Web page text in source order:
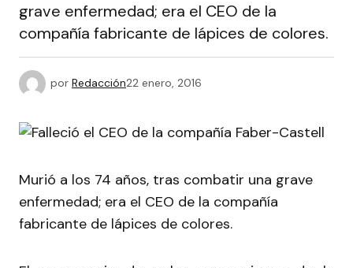
grave enfermedad; era el CEO de la
compañía fabricante de lápices de colores.
por Redacción22 enero, 2016
Murió a los 74 años, tras combatir una grave
enfermedad; era el CEO de la compañía
fabricante de lápices de colores.